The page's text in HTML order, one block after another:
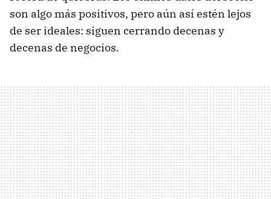
son algo más positivos, pero aún así estén lejos
de ser ideales: siguen cerrando decenas y
decenas de negocios.